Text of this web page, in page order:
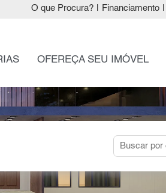
O que Procura? Financiamento
OFEREÇA SEU IMÓVEL